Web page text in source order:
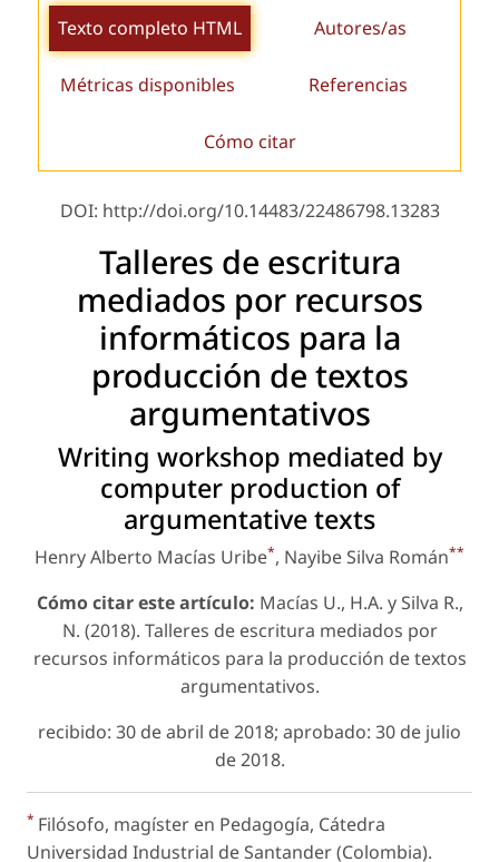
Texto completo HTML Autores/as
Métricas disponibles Referencias
Cómo citar
DOI: http://doi.org/10.14483/22486798.13283
Talleres de escritura
mediados por recursos
informáticos para la
producción de textos
argumentativos
Writing workshop mediated by
computer production of
argumentative texts
Henry Alberto Macías Uribe*, Nayibe Silva Román**
Cómo citar este artículo: Macías U., H.A. y Silva R.,
N. (2018). Talleres de escritura mediados por
recursos informáticos para la producción de textos
argumentativos.
recibido: 30 de abril de 2018; aprobado: 30 de julio
de 2018.
* Filósofo, magíster en Pedagogía, Cátedra
Universidad Industrial de Santander (Colombia).